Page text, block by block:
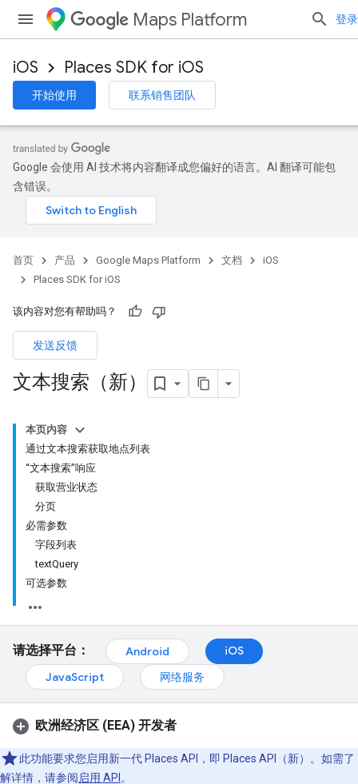
Maps Platform 登录
iOS Places SDK for iOS
开始使用 联系销售团队
Google 会使用 AI 技术将内容翻译成您偏好的语言。AI 翻译可能包
含错误。
首页 产品 Google Maps Platform 文档
iOS
Places SDK for iOS
该内容对您有帮助吗？
发送反馈
文本搜索（新）
本页内容
通过文本搜索获取地点列表
“文本搜索”响应
获取营业状态
分页
必需参数
字段列表
textQuery
可选参数
请选择平台： Android
iOS
JavaScript
网络服务
欧洲经济区 (EEA) 开发者
此功能要求您启用新一代 Places API，即 Places API（新）。如需了
解详情，请参阅启用 API 。